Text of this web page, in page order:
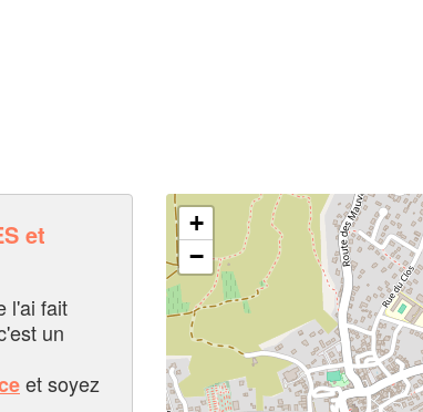
et
l'ai fait
un
et soyez
+
−